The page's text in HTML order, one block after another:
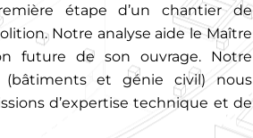
étape d’un chantier de
Notre analyse aide le Maître
future de son ouvrage. Notre
(bâtiments et génie civil) nous
d’expertise technique et de